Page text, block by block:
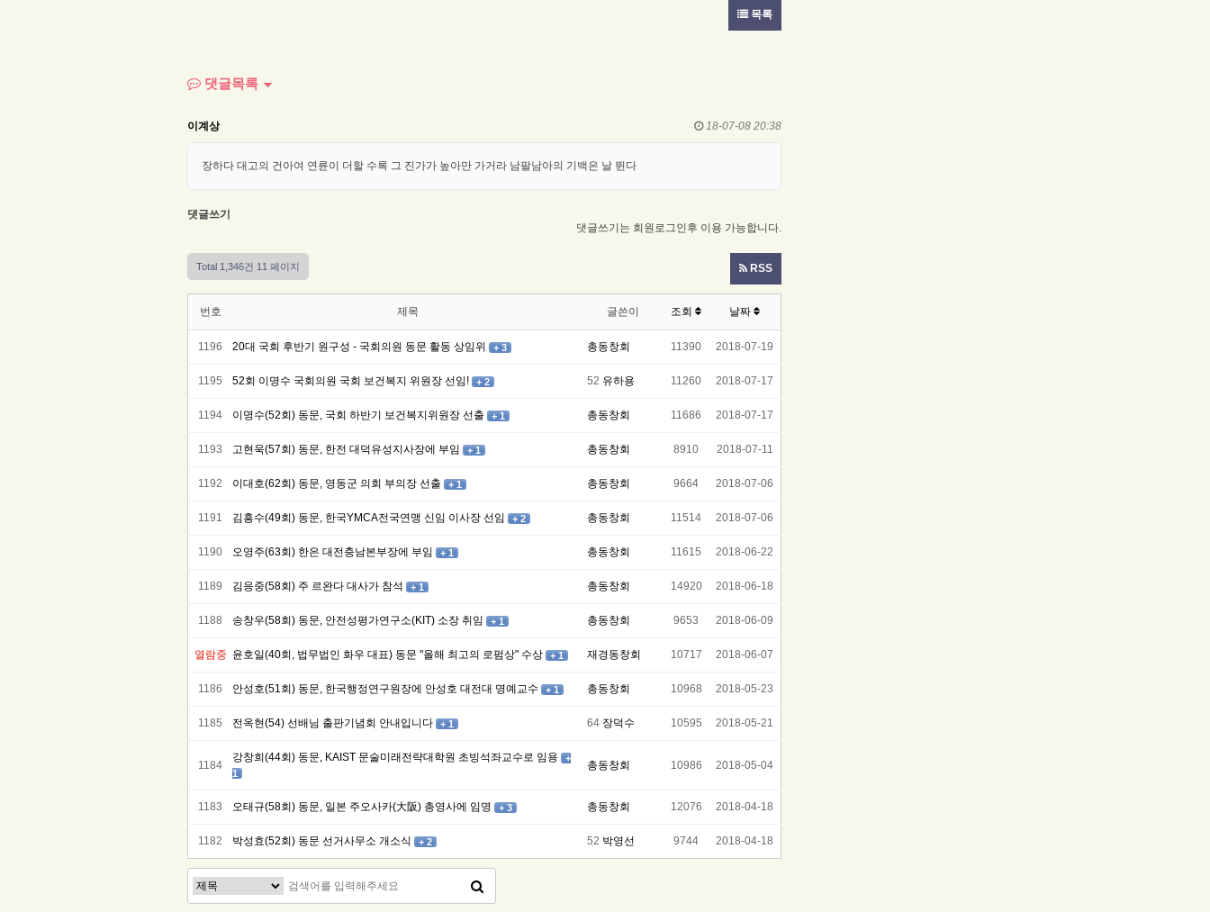
목록
댓글목록
이계상 18-07-08 20:38
장하다 대고의 건아여 연륜이 더할 수록 그 진가가 높아만 가거라 남팔남아의 기백은 날 뛴다
댓글쓰기
댓글쓰기는 회원로그인후 이용 가능합니다.
Total 1,346건 11 페이지 RSS
번호 제목 글쓴이 조회 날짜
1196 20대 국회 후반기 원구성 - 국회의원 동문 활동 상임위 + 3 총동창회 11390 2018-07-19
1195 52회 이명수 국회의원 국회 보건복지 위원장 선임! + 2 52 유하용 11260 2018-07-17
1194 이명수(52회) 동문, 국회 하반기 보건복지위원장 선출 + 1 총동창회 11686 2018-07-17
1193 고현욱(57회) 동문, 한전 대덕유성지사장에 부임 + 1 총동창회 8910 2018-07-11
1192 이대호(62회) 동문, 영동군 의회 부의장 선출 + 1 총동창회 9664 2018-07-06
1191 김흥수(49회) 동문, 한국YMCA전국연맹 신임 이사장 선임 + 2 총동창회 11514 2018-07-06
1190 오영주(63회) 한은 대전충남본부장에 부임 + 1 총동창회 11615 2018-06-22
1189 김응중(58회) 주 르완다 대사가 참석 + 1 총동창회 14920 2018-06-18
1188 송창우(58회) 동문, 안전성평가연구소(KIT) 소장 취임 + 1 총동창회 9653 2018-06-09
열람중 윤호일(40회, 법무법인 화우 대표) 동문 "올해 최고의 로펌상" 수상 + 1 재경동창회 10717 2018-06-07
1186 안성호(51회) 동문, 한국행정연구원장에 안성호 대전대 명예교수 + 1 총동창회 10968 2018-05-23
1185 전옥현(54) 선배님 출판기념회 안내입니다 + 1 64 장덕수 10595 2018-05-21
1184
강창희(44회) 동문, KAIST 문술미래전략대학원 초빙석좌교수로 임용
+
1
총동창회 10986 2018-05-04
1183 오태규(58회) 동문, 일본 주오사카(大阪) 총영사에 임명 + 3 총동창회 12076 2018-04-18
1182 박성효(52회) 동문 선거사무소 개소식 + 2 52 박영선 9744 2018-04-18